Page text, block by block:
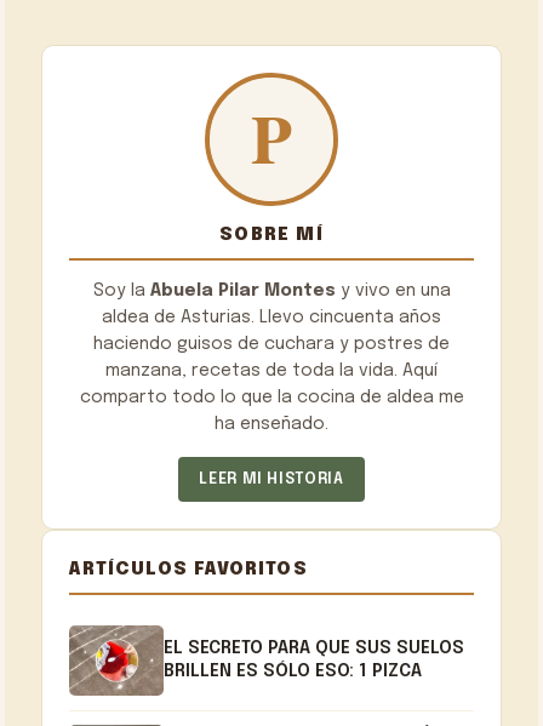
SOBRE MÍ
Soy la Abuela Pilar Montes y vivo en una
aldea de Asturias. Llevo cincuenta años
haciendo guisos de cuchara y postres de
manzana, recetas de toda la vida. Aquí
comparto todo lo que la cocina de aldea me
ha enseñado.
LEER MI HISTORIA
ARTÍCULOS FAVORITOS
EL SECRETO PARA QUE SUS SUELOS
BRILLEN ES SÓLO ESO: 1 PIZCA